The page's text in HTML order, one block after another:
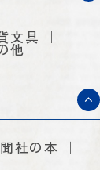
文具
他
社の本